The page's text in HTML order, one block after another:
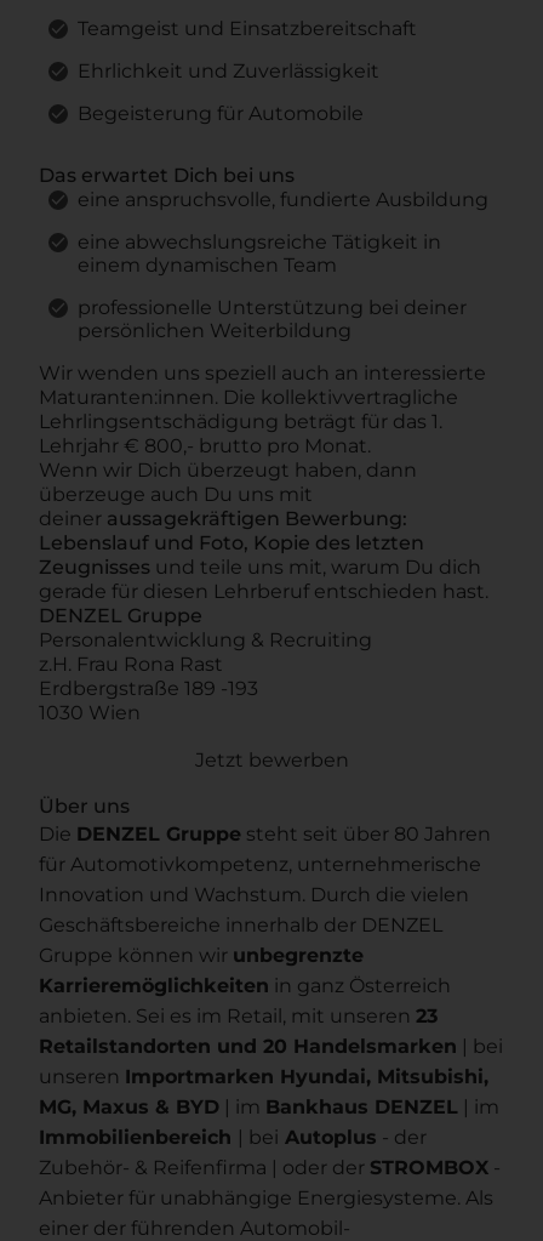
Teamgeist und Einsatzbereitschaft
Ehrlichkeit und Zuverlässigkeit
Begeisterung für Automobile
Das erwartet Dich bei uns
eine anspruchsvolle, fundierte Ausbildung
eine abwechslungsreiche Tätigkeit in
einem dynamischen Team
professionelle Unterstützung bei deiner
persönlichen Weiterbildung
Wir wenden uns speziell auch an interessierte
Maturanten:innen. Die kollektivvertragliche
Lehrlingsentschädigung beträgt für das 1.
Lehrjahr € 800,- brutto pro Monat.
Wenn wir Dich überzeugt haben, dann
überzeuge auch Du uns mit
deiner aussagekräftigen Bewerbung:
Lebenslauf und Foto, Kopie des letzten
Zeugnisses und teile uns mit, warum Du dich
gerade für diesen Lehrberuf entschieden hast.
DENZEL Gruppe
Personalentwicklung & Recruiting
z.H. Frau Rona Rast
Erdbergstraße 189 -193
1030 Wien
Jetzt bewerben
Über uns
Die DENZEL Gruppe steht seit über 80 Jahren
für Automotivkompetenz, unternehmerische
Innovation und Wachstum. Durch die vielen
Geschäftsbereiche innerhalb der DENZEL
Gruppe können wir unbegrenzte
Karrieremöglichkeiten in ganz Österreich
anbieten. Sei es im Retail, mit unseren 23
Retailstandorten und 20 Handelsmarken | bei
unseren Importmarken Hyundai, Mitsubishi,
MG, Maxus & BYD | im Bankhaus DENZEL | im
Immobilienbereich | bei Autoplus - der
Zubehör- & Reifenfirma | oder der STROMBOX -
Anbieter für unabhängige Energiesysteme. Als
einer der führenden Automobil-